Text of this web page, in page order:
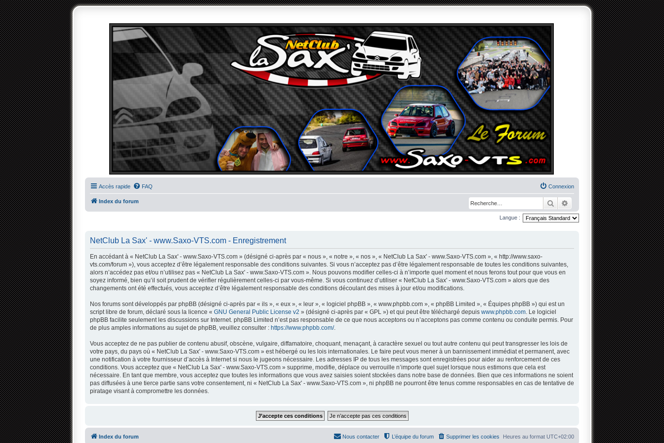
Accès rapide FAQ Connexion
Index du forum RechercherRecherche avancée
Langue :
NetClub La Sax' - www.Saxo-VTS.com - Enregistrement
En accédant à « NetClub La Sax' - www.Saxo-VTS.com » (désigné ci-après par « nous », « notre », « nos », « NetClub La Sax' - www.Saxo-VTS.com », « http://www.saxo-
vts.com/forum »), vous acceptez d’être légalement responsable des conditions suivantes. Si vous n’acceptez pas d’être légalement responsable de toutes les conditions suivantes,
alors n’accédez pas et/ou n’utilisez pas « NetClub La Sax' - www.Saxo-VTS.com ». Nous pouvons modifier celles-ci à n’importe quel moment et nous ferons tout pour que vous en
soyez informé, bien qu’il soit prudent de vérifier régulièrement celles-ci par vous-même. Si vous continuez d’utiliser « NetClub La Sax' - www.Saxo-VTS.com » alors que des
changements ont été effectués, vous acceptez d’être légalement responsable des conditions découlant des mises à jour et/ou modifications.
Nos forums sont développés par phpBB (désigné ci-après par « ils », « eux », « leur », « logiciel phpBB », « www.phpbb.com », « phpBB Limited », « Équipes phpBB ») qui est un
script libre de forum, déclaré sous la licence « GNU General Public License v2 » (désigné ci-après par « GPL ») et qui peut être téléchargé depuis www.phpbb.com . Le logiciel
phpBB facilite seulement les discussions sur Internet. phpBB Limited n’est pas responsable de ce que nous acceptons ou n’acceptons pas comme contenu ou conduite permis. Pour
de plus amples informations au sujet de phpBB, veuillez consulter : https://www.phpbb.com/.
Vous acceptez de ne pas publier de contenu abusif, obscène, vulgaire, diffamatoire, choquant, menaçant, à caractère sexuel ou tout autre contenu qui peut transgresser les lois de
votre pays, du pays où « NetClub La Sax' - www.Saxo-VTS.com » est hébergé ou les lois internationales. Le faire peut vous mener à un bannissement immédiat et permanent, avec
une notification à votre fournisseur d’accès à Internet si nous le jugeons nécessaire. Les adresses IP de tous les messages sont enregistrées pour aider au renforcement de ces
conditions. Vous acceptez que « NetClub La Sax' - www.Saxo-VTS.com » supprime, modifie, déplace ou verrouille n’importe quel sujet lorsque nous estimons que cela est
nécessaire. En tant que membre, vous acceptez que toutes les informations que vous avez saisies soient stockées dans notre base de données. Bien que ces informations ne soient
pas diffusées à une tierce partie sans votre consentement, ni « NetClub La Sax' - www.Saxo-VTS.com », ni phpBB ne pourront être tenus comme responsables en cas de tentative de
piratage visant à compromettre les données.
Index du forum Heures au format UTC+02:00
Supprimer les cookies
L’équipe du forum
Nous contacter